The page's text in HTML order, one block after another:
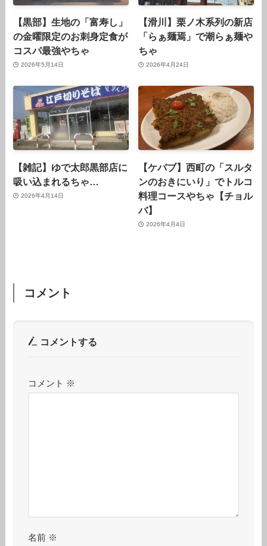
【黒部】生地の「富寿し」
の金曜限定のお刺身定食が
コスパ最強やちゃ
2026年5月14日
【滑川】栗ノ木系列の新店
「らぁ麺焉」で潮らぁ麺や
ちゃ
2026年4月24日
【雑記】ゆで太郎黒部店に
吸い込まれるちゃ…
2026年4月14日
【ケバブ】西町の「スルタ
ンのおきにいり」でトルコ
料理コースやちゃ【チョル
バ】
2026年4月4日
コメント
コメントする
コメント ※
名前 ※